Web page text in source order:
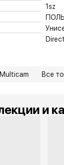
1sz
Multicam Все
и